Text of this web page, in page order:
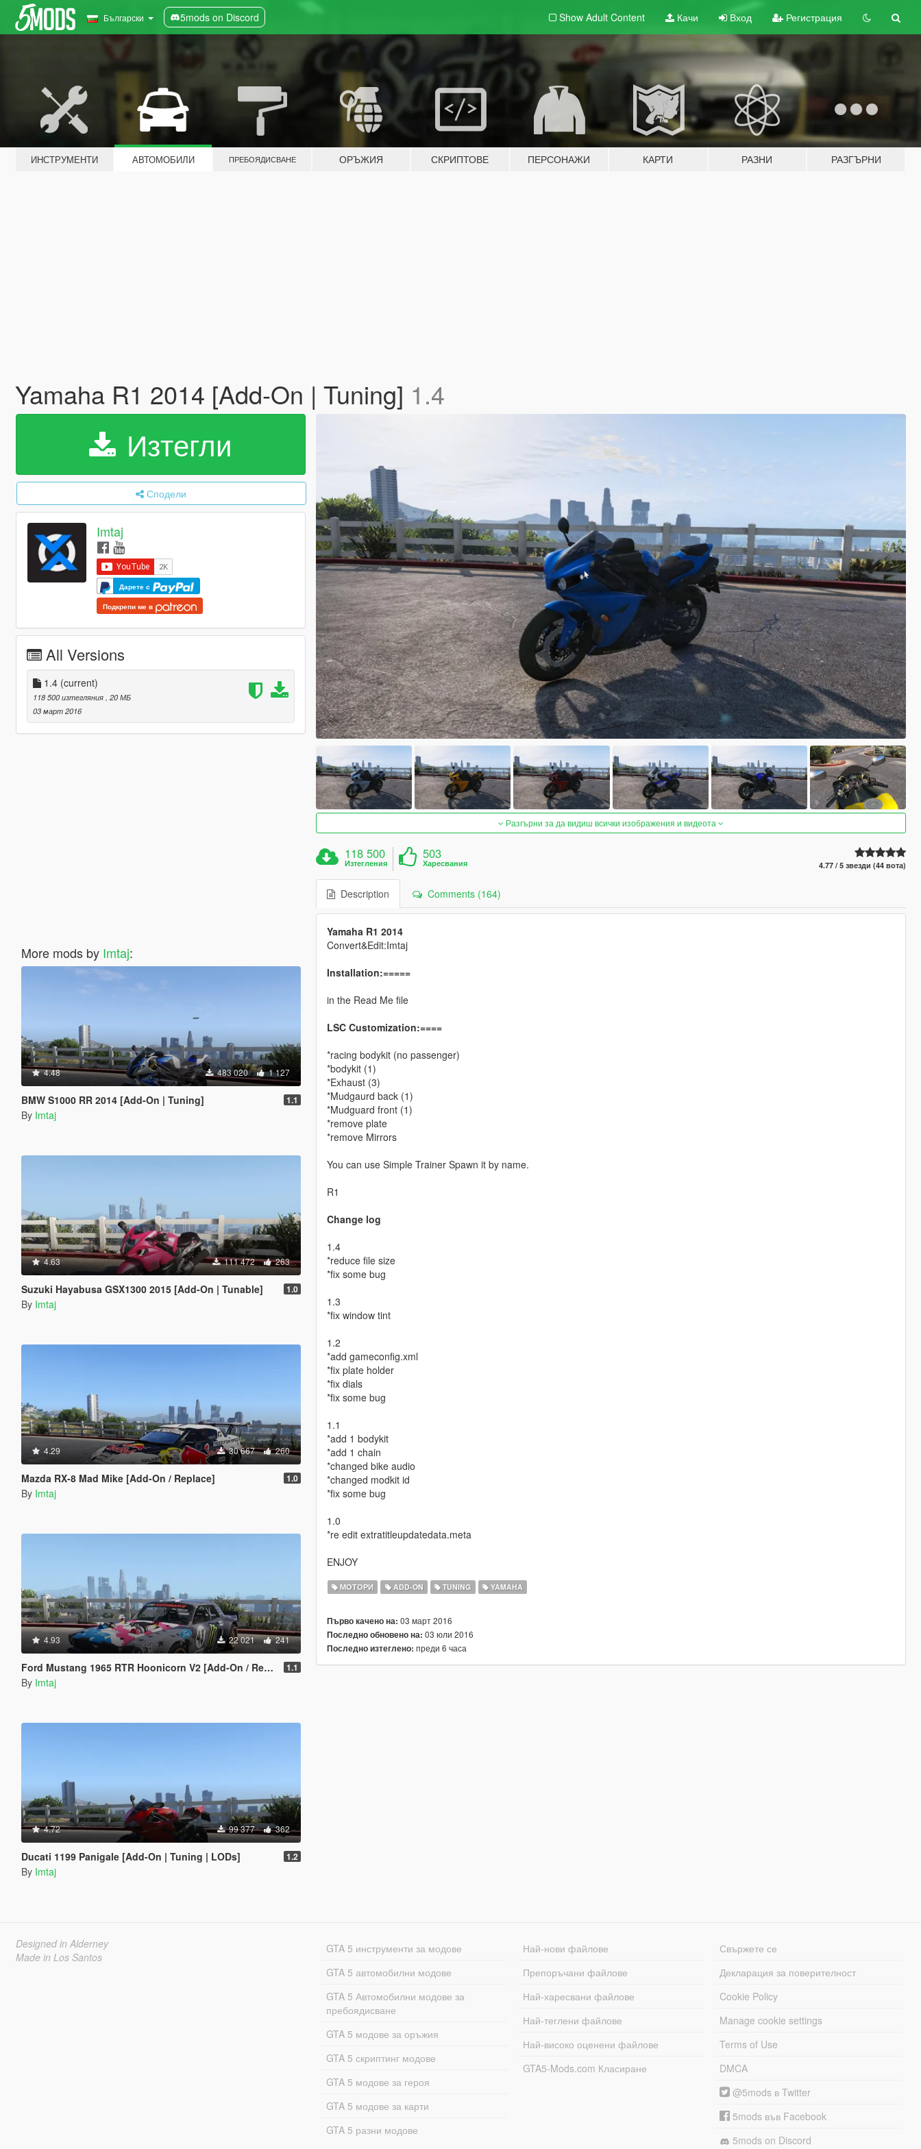
Български 5mods on Discord Show Adult Content Качи Вход Регистрация
ИНСТРУМЕНТИ АВТОМОБИЛИ ПРЕБОЯДИСВАНЕ ОРЪЖИЯ СКРИПТОВЕ ПЕРСОНАЖИ КАРТИ РАЗНИ РАЗГЪРНИ
Yamaha R1 2014 [Add-On | Tuning] 1.4
Изтегли
Сподели
Imtaj
Дарете с
Подкрепи ме в
All Versions
1.4 (current)
118 500 изтегляния, 20 МБ
03 март 2016
More mods by Imtaj:
4.48 483 020 1 127
BMW S1000 RR 2014 [Add-On | Tuning] 1.1
By Imtaj
4.63 111 472 263
Suzuki Hayabusa GSX1300 2015 [Add-On | Tunable] 1.0
By Imtaj
4.29 30 667 260
Mazda RX-8 Mad Mike [Add-On / Replace] 1.0
By Imtaj
4.93 22 021 241
Ford Mustang 1965 RTR Hoonicorn V2 [Add-On / Replace] 1.1
By Imtaj
4.72 99 377 362
Ducati 1199 Panigale [Add-On | Tuning | LODs] 1.2
By Imtaj
Разгърни за да видиш всички изображения и видеота
118 500
Изтегления
503
Харесвания 4.77 / 5 звезди (44 вота)
Description Comments (164)
Yamaha R1 2014
Convert&Edit:Imtaj
Installation:=====
in the Read Me file
LSC Customization:====
*racing bodykit (no passenger)
*bodykit (1)
*Exhaust (3)
*Mudgaurd back (1)
*Mudguard front (1)
*remove plate
*remove Mirrors
You can use Simple Trainer Spawn it by name.
R1
Change log
1.4
*reduce file size
*fix some bug
1.3
*fix window tint
1.2
*add gameconfig.xml
*fix plate holder
*fix dials
*fix some bug
1.1
*add 1 bodykit
*add 1 chain
*changed bike audio
*changed modkit id
*fix some bug
1.0
*re edit extratitleupdatedata.meta
ENJOY
МОТОРИ ADD-ON TUNING YAMAHA
Първо качено на: 03 март 2016
Последно обновено на: 03 юли 2016
Последно изтеглено: преди 6 часа
Designed in Alderney
Made in Los Santos
GTA 5 инструменти за модове
GTA 5 автомобилни модове
GTA 5 Автомобилни модове за
пребоядисване
GTA 5 модове за оръжия
GTA 5 скриптинг модове
GTA 5 модове за героя
GTA 5 модове за карти
GTA 5 разни модове
Най-нови файлове
Препоръчани файлове
Най-харесвани файлове
Най-теглени файлове
Най-високо оценени файлове
GTA5-Mods.com Класиране
Свържете се
Декларация за поверителност
Cookie Policy
Manage cookie settings
Terms of Use
DMCA
@5mods в Twitter
5mods във Facebook
5mods on Discord